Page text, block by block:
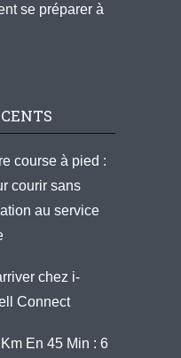
se préparer à
course à pied :
courir sans
au service
chez i-
Connect
En 45 Min : 6